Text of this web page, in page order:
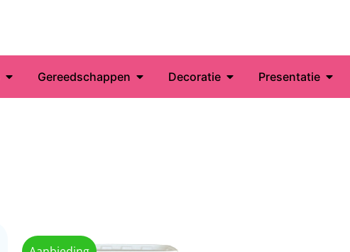
Gereedschappen Decoratie Presentatie